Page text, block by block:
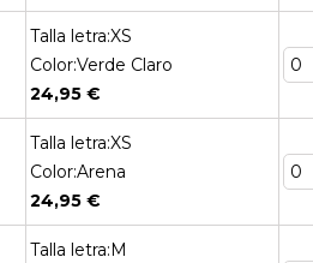
Talla letra:XS
Color:Verde Claro
24,95 €
Talla letra:XS
Color:Arena
24,95 €
Talla letra:M